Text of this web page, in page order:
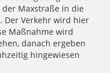
Maxstraße in die
Der Verkehr wird hier
Maßnahme wird
danach ergeben
hingewiesen